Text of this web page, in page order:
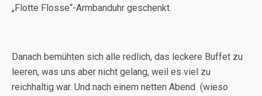
„Flotte Flosse“-Armbanduhr geschenkt.
Danach bemühten sich alle redlich, das leckere Buffet zu
leeren, was uns aber nicht gelang, weil es viel zu
reichhaltig war. Und nach einem netten Abend (wieso